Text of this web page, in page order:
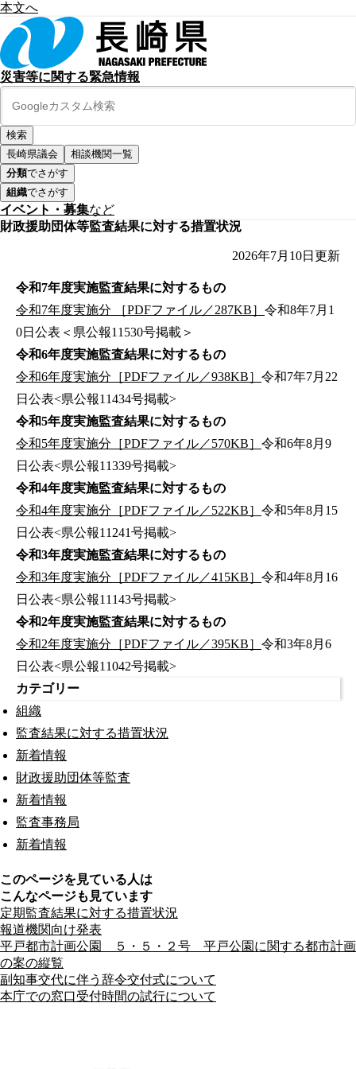
本文へ
災害等に関する緊急情報
長崎県議会
相談機関一覧
分類でさがす
組織でさがす
イベント・募集など
財政援助団体等監査結果に対する措置状況
2026年7月10日 更新
令和7年度実施監査結果に対するもの
令和7年度実施分 ［PDFファイル／287KB］ 令和8年7月1
0日公表＜県公報11530号掲載＞
令和6年度実施監査結果に対するもの
令和6年度実施分［PDFファイル／938KB］ 令和7年7月22
日公表<県公報11434号掲載>
令和5年度実施監査結果に対するもの
令和5年度実施分［PDFファイル／570KB］ 令和6年8月9
日公表<県公報11339号掲載>
令和4年度実施監査結果に対するもの
令和4年度実施分［PDFファイル／522KB］ 令和5年8月15
日公表<県公報11241号掲載>
令和3年度実施監査結果に対するもの
令和3年度実施分［PDFファイル／415KB］ 令和4年8月16
日公表<県公報11143号掲載>
令和2年度実施監査結果に対するもの
令和2年度実施分［PDFファイル／395KB］ 令和3年8月6
日公表<県公報11042号掲載>
カテゴリー
組織
監査結果に対する措置状況
新着情報
財政援助団体等監査
新着情報
監査事務局
新着情報
このページを見ている人は
こんなページも見ています
定期監査結果に対する措置状況
報道機関向け発表
平戸都市計画公園 ５・５・２号 平戸公園に関する都市計画
の案の縦覧
副知事交代に伴う辞令交付式について
本庁での窓口受付時間の試行について